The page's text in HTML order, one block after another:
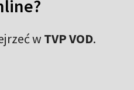
wTVP VOD.